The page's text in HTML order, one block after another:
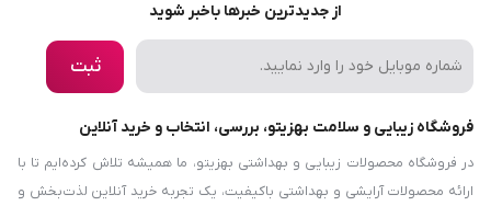
از جدیدترین خبرها باخبر شوید
ثبت
فروشگاه زیبایی و سلامت بهزیتو، بررسی، انتخاب و خرید آنلاین
در فروشگاه محصولات زیبایی و بهداشتی بهزیتو، ما همیشه تلاش کرده‌ایم تا با
ارائه محصولات آرایشی و بهداشتی باکیفیت، یک تجربه خرید آنلاین لذت‌بخش و